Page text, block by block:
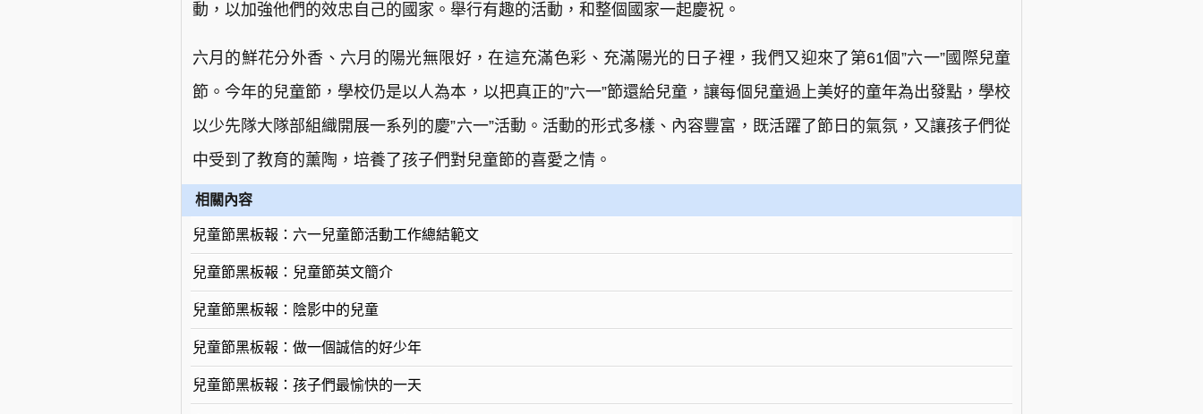
動，以加強他們的效忠自己的國家。舉行有趣的活動，和整個國家一起慶祝。
六月的鮮花分外香、六月的陽光無限好，在這充滿色彩、充滿陽光的日子裡，我們又迎來了第61個”六一”國際兒童
節。今年的兒童節，學校仍是以人為本，以把真正的”六一”節還給兒童，讓每個兒童過上美好的童年為出發點，學校
以少先隊大隊部組織開展一系列的慶”六一”活動。活動的形式多樣、內容豐富，既活躍了節日的氣氛，又讓孩子們從
中受到了教育的薰陶，培養了孩子們對兒童節的喜愛之情。
相關內容
兒童節黑板報：六一兒童節活動工作總結範文
兒童節黑板報：兒童節英文簡介
兒童節黑板報：陰影中的兒童
兒童節黑板報：做一個誠信的好少年
兒童節黑板報：孩子們最愉快的一天